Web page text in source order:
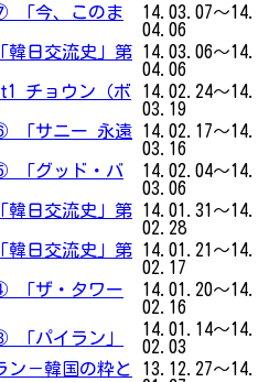
「今、このま
14.03.07～14.
04.06
韓日交流史」第
14.03.06～14.
04.06
チョウン（ボ
14.02.24～14.
03.19
「サニー 永遠
14.02.17～14.
03.16
「グッド・バ
14.02.04～14.
03.06
韓日交流史」第
14.01.31～14.
02.28
韓日交流史」第
14.01.21～14.
02.17
「ザ・タワー
14.01.20～14.
02.16
「パイラン」
14.01.14～14.
02.03
ン－韓国の粋と
13.12.27～14.